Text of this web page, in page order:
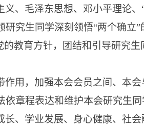
义、毛泽东思想、邓小平理论、
究生同学深刻领悟“两个确立
的教育方针，团结和引导研究
作用，加强本会会员之间、本
依章程表达和维护本会研究生
长、学业发展、身心健康、社